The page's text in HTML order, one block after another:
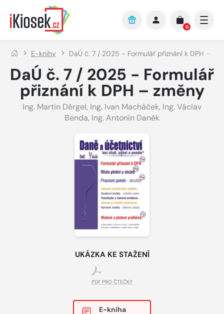
Přejít na hlavní obsah
0
E-knihy DaÚ č. 7 / 2025 - Formulář přiznání k DPH –
DaÚ č. 7 / 2025 - Formulář
přiznání k DPH – změny
Ing. Martin Děrgel, Ing. Ivan Macháček, Ing. Václav
Benda, Ing. Antonín Daněk
UKÁZKA KE STAŽENÍ
PDF PRO ČTEČKY
E-kniha